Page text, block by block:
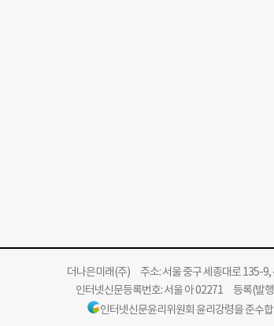
더나은미래(주)주소: 서울 중구 세종대로 135-
인터넷신문등록번호: 서울 아 02271 등록(발
인터넷신문윤리위원회 윤리강령을 준수